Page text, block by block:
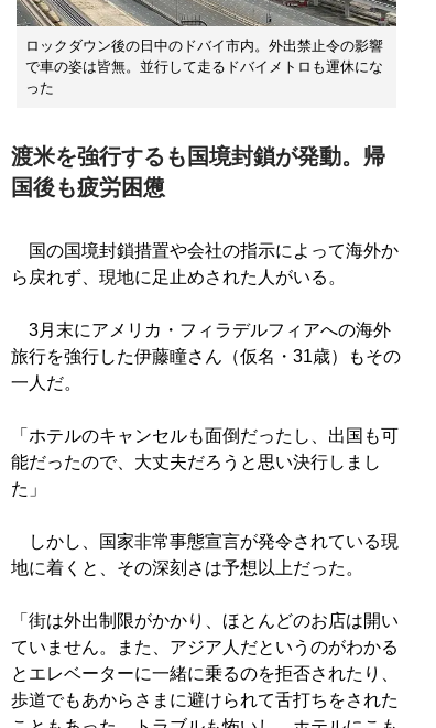
ロックダウン後の日中のドバイ市内。外出禁止令の影響
で車の姿は皆無。並行して走るドバイメトロも運休にな
った
渡米を強行するも国境封鎖が発動。帰
国後も疲労困憊
国の国境封鎖措置や会社の指示によって海外か
ら戻れず、現地に足止めされた人がいる。
3月末にアメリカ・フィラデルフィアへの海外
旅行を強行した伊藤瞳さん（仮名・31歳）もその
一人だ。
「ホテルのキャンセルも面倒だったし、出国も可
能だったので、大丈夫だろうと思い決行しまし
た」
しかし、国家非常事態宣言が発令されている現
地に着くと、その深刻さは予想以上だった。
「街は外出制限がかかり、ほとんどのお店は開い
ていません。また、アジア人だというのがわかる
とエレベーターに一緒に乗るのを拒否されたり、
歩道でもあからさまに避けられて舌打ちをされた